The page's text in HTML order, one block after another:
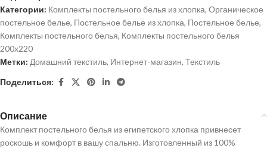
Категории: Комплекты постельного белья из хлопка, Органическое
постельное белье, Постельное белье из хлопка, Постельное белье,
Комплекты постельного белья, Комплекты постельного белья
200х220
Метки: Домашний текстиль, Интернет-магазин, Текстиль
Поделиться:
Описание
Комплект постельного белья из египетского хлопка привнесет
роскошь и комфорт в вашу спальню. Изготовленный из 100%